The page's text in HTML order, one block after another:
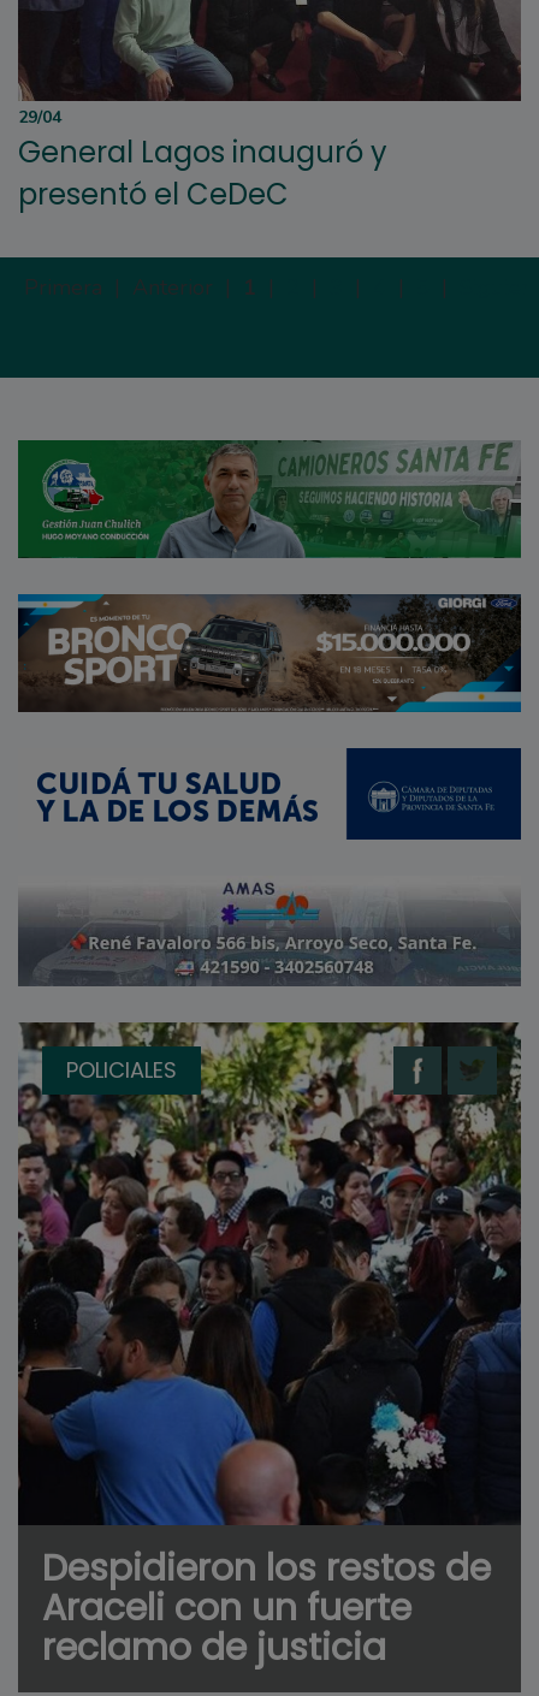
29/04
General Lagos inauguró y
presentó el CeDeC
Primera | Anterior | 1 | | | | |
POLICIALES
Despidieron los restos de
Araceli con un fuerte
reclamo de justicia